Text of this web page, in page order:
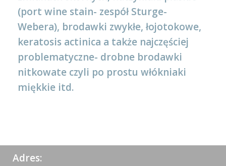
(port wine stain- zespół Sturge-
Webera), brodawki zwykłe, łojotokowe,
keratosis actinica a także najczęściej
problematyczne- drobne brodawki
nitkowate czyli po prostu włókniaki
miękkie itd.
Adres: